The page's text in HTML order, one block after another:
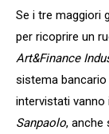
Se i tre maggiori
per ricoprire un
Art&Finance
sistema
intervistati vanno
Sanpaolo, anche